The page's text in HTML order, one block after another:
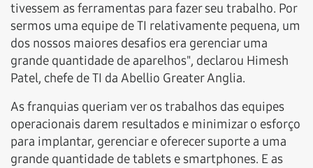
tivessem as ferramentas para fazer seu trabalho. Por
sermos uma equipe de TI relativamente pequena, um
dos nossos maiores desafios era gerenciar uma
grande quantidade de aparelhos", declarou Himesh
Patel, chefe de TI da Abellio Greater Anglia.
As franquias queriam ver os trabalhos das equipes
operacionais darem resultados e minimizar o esforço
para implantar, gerenciar e oferecer suporte a uma
grande quantidade de tablets e smartphones. E as